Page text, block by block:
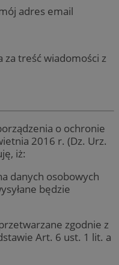
adres email
za treść wiadomości z
o ochronie
2016 r. (Dz. Urz.
iż:
danych osobowych
będzie
zgodnie z
Art. 6 ust. 1 lit. a